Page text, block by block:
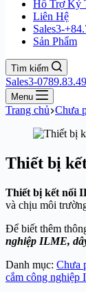
Hổ Trợ Kỷ
Liên Hệ
Sales3-
Sản Phẩm
Tìm kiếm
Sales3-
Menu
Trang chủ Chưa
Thiết bị
Thiết bị kết nối
và chịu môi
Để biết thêm
nghiệp ILME,
Danh mục: Chưa
cắm công nghiệp